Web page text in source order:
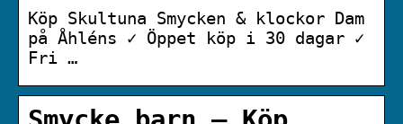
Köp Skultuna Smycken & klockor Dam
på Åhléns ✓ Öppet köp i 30 dagar ✓
Fri …